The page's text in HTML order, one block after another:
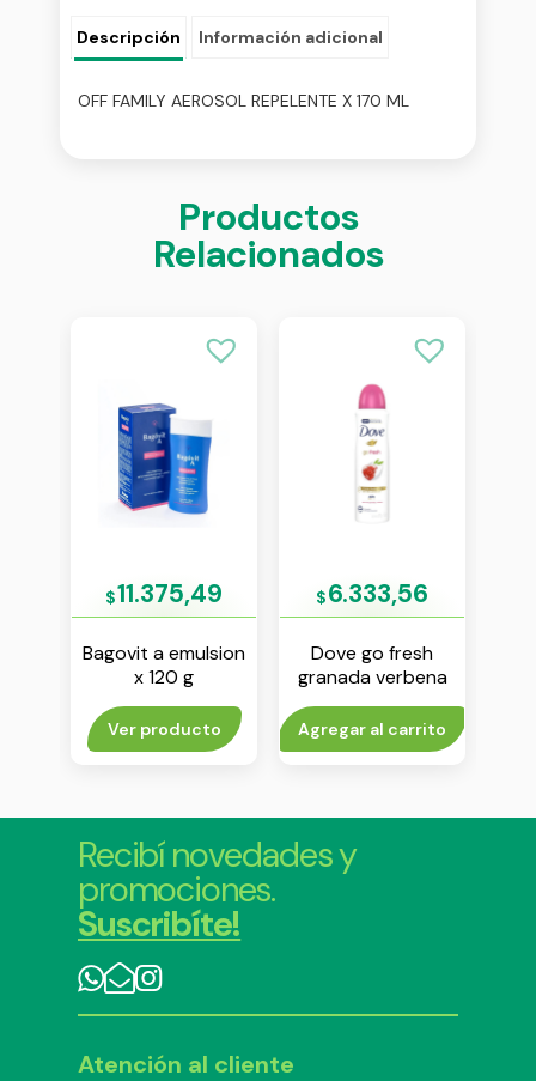
Descripción Información adicional
OFF FAMILY AEROSOL REPELENTE X 170 ML
Productos
Relacionados
$11.375,49
Bagovit a emulsion
x 120 g
Ver producto
$6.333,56
Dove go fresh
granada verbena
antitranspirante en
aerosol x 150 ml
Agregar al carrito
Recibí novedades y
promociones.
Suscribíte!
Atención al cliente